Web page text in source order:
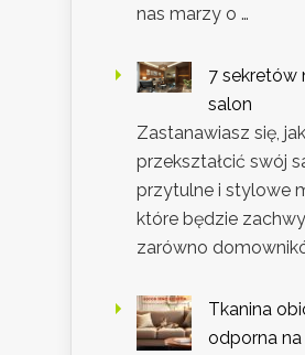
nas marzy o …
7 sekretów
salon
Zastanawiasz się, jak
przekształcić swój
przytulne i stylowe
które będzie
zarówno
Tkanina
odporna na